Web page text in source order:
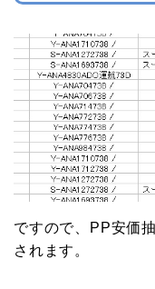
ですので、PP安価
されます。